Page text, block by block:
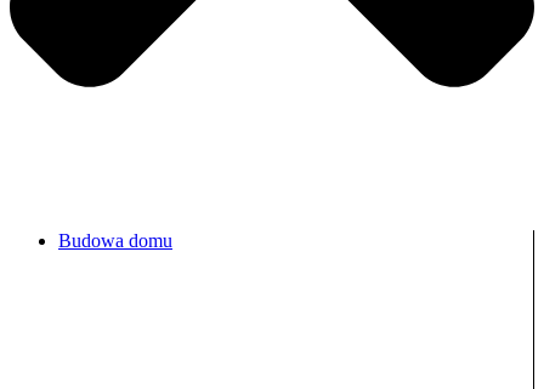
Budowa domu